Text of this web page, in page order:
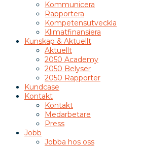
Kommunicera
Rapportera
Kompetensutveckla
Klimatfinansiera
Kunskap & Aktuellt
Aktuellt
2050 Academy
2050 Belyser
2050 Rapporter
Kundcase
Kontakt
Kontakt
Medarbetare
Press
Jobb
Jobba hos oss